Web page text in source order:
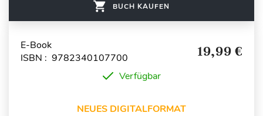
BUCH KAUFEN
E-Book
ISBN : 9782340107700
19,99 €
Verfügbar
NEUES DIGITALFORMAT